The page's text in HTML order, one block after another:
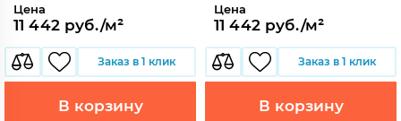
Цена
11 442 руб./м²
Заказ в 1 клик
В корзину
Цена
11 442 руб./м²
Заказ в 1 клик
В корзину